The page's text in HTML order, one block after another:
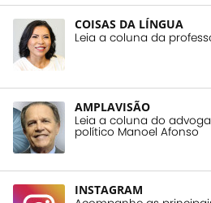
COISAS DA LÍNGUA
Leia a coluna da
AMPLAVISÃO
Leia a coluna do
político Manoel Afonso
INSTAGRAM